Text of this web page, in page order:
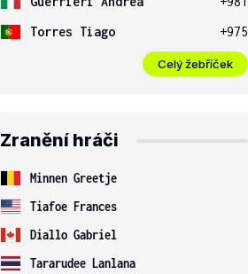
Torres Tiago
+975
Celý žebříček
Zranění hráči
Minnen Greetje
Tiafoe Frances
Diallo Gabriel
Tararudee Lanlana